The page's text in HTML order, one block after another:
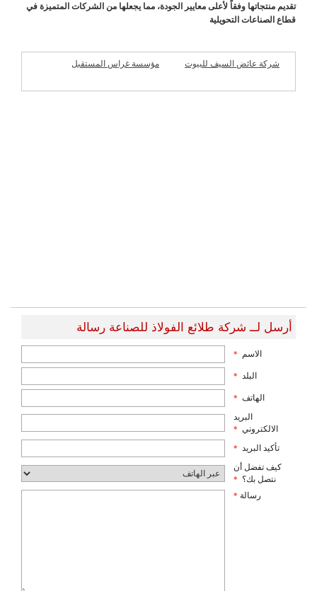
تقديم منتجاتها وفقاً لأعلى معايير الجودة، مما يجعلها من الشركات المتميزة في
قطاع الصناعات التحويلية
شركة عائض السيف للبيوت
مؤسسة غراس المستقبل
أرسل لــ شركة طلائع الفولاذ للصناعة رسالة
الاسم *
البلد *
الهاتف *
البريد
الالكتروني *
تأكيد البريد *
كيف تفضل أن
نتصل بك؟ *
رسالة *